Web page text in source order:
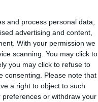
and process personal data,
advertising and content,
With your permission we
scanning. You may click to
you may click to refuse to
consenting.
Please note that
a right to object to such
preferences or withdraw your
Cevapla